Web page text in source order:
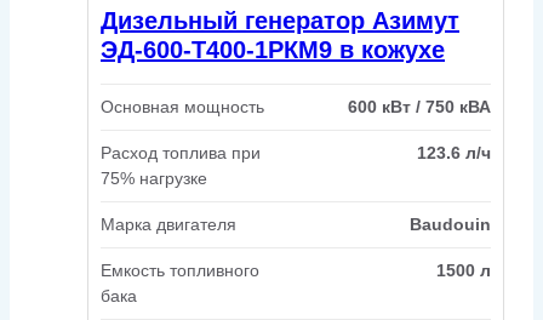
Дизельный генератор Азимут
ЭД-600-Т400-1РКМ9 в кожухе
Основная мощность 600 кВт / 750 кВА
Расход топлива при
75% нагрузке
123.6 л/ч
Марка двигателя Baudouin
Емкость топливного
бака
1500 л